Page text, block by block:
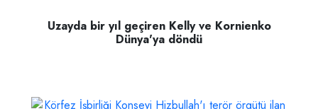
Uzayda bir yıl geçiren Kelly ve Kornienko
Dünya'ya döndü